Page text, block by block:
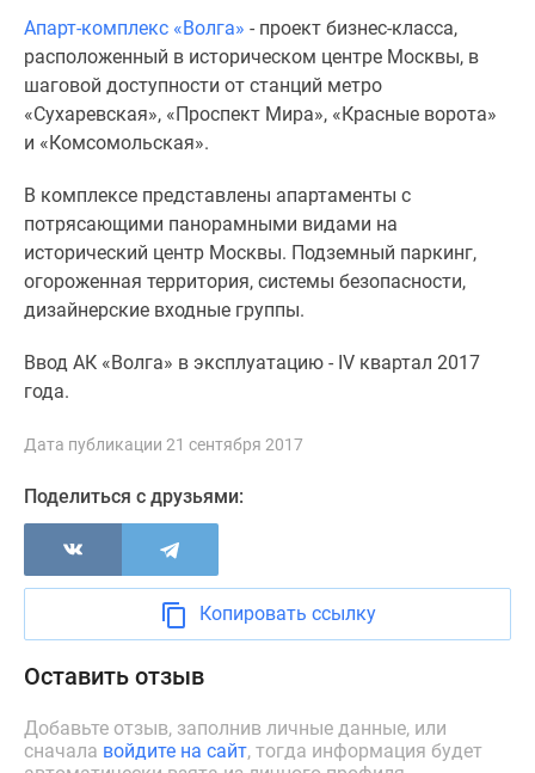
новостроек
Экспертиза
новостроек
Экология
Москвы
Подмосковья
Студии
комнатные
комнатные
Ипотечный
калькулятор
Семейная
ипотека
ипотека
Банки
программы
Медиа
Апарт-комплекс «Волга» - проект бизнес-класса,
расположенный в историческом центре Москвы, в
шаговой доступности от станций метро
«Сухаревская», «Проспект Мира», «Красные ворота»
и «Комсомольская».
В комплексе представлены апартаменты с
потрясающими панорамными видами на
исторический центр Москвы. Подземный паркинг,
огороженная территория, системы безопасности,
дизайнерские входные группы.
Ввод АК «Волга» в эксплуатацию - IV квартал 2017
года.
Дата публикации 21 сентября 2017
Поделиться с друзьями:
Копировать ссылку
Оставить отзыв
Добавьте отзыв, заполнив личные данные, или
сначала войдите на сайт, тогда информация будет